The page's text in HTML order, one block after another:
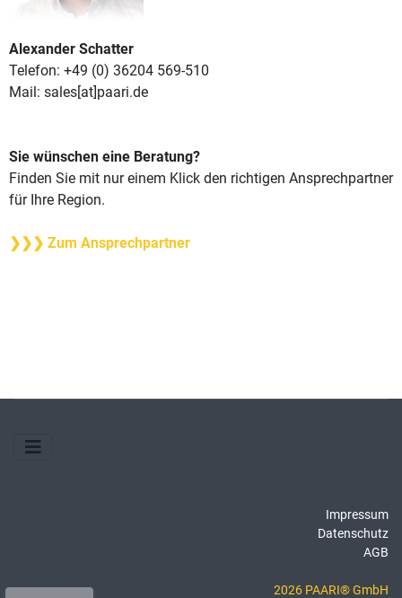
Alexander Schatter
Telefon: +49 (0) 36204 569-510
Mail: sales[at]paari.de
Sie wünschen eine Beratung?
Finden Sie mit nur einem Klick den richtigen Ansprechpartner
für Ihre Region.
❯❯❯ Zum Ansprechpartner
Impressum
Datenschutz
AGB
2026 PAARI® GmbH